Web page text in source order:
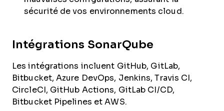
sécurité de vos environnements cloud.
Intégrations SonarQube
Les intégrations incluent GitHub, GitLab,
Bitbucket, Azure DevOps, Jenkins, Travis CI,
CircleCI, GitHub Actions, GitLab CI/CD,
Bitbucket Pipelines et AWS.